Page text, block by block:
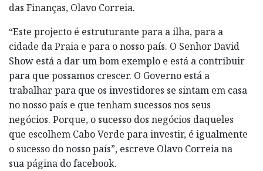
das Finanças, Olavo Correia.
“Este projecto é estruturante para a ilha, para a
cidade da Praia e para o nosso país. O Senhor David
Show está a dar um bom exemplo e está a contribuir
para que possamos crescer. O Governo está a
trabalhar para que os investidores se sintam em casa
no nosso país e que tenham sucessos nos seus
negócios. Porque, o sucesso dos negócios daqueles
que escolhem Cabo Verde para investir, é igualmente
o sucesso do nosso país”, escreve Olavo Correia na
sua página do facebook.